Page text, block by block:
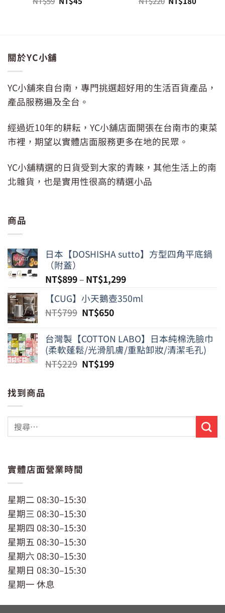
始 始
關於YC小舖
YC小舖來自台南，專門挑選超好用的生活百貨產品，
產品服務遍及全台。
經過近10年的耕耘，YC小舖店面開張在台南市的東菜
市裡，期望以實體店面服務更多在地的民眾。
YC小舖精選的日貨受到大家的青睞，其他生活上的南
北雜貨，也是實用性很高的精選小品
商品
日本【DOSHISHA sutto】方型四角平底鍋
（附蓋）
NT$899– NT$1,299
【CUG】小天鵝壺350ml
NT$799 原
價
格：
NT$799。
NT$650目
價
格：
NT$650。
台灣製【COTTON LABO】日本純棉洗臉巾
(柔軟蓬鬆/光滑肌膚/重點卸妝/清潔毛孔)
NT$229 原
NT$199目
找到商品
實體店面營業時間
星期二 08:30–15:30
星期三 08:30–15:30
星期四 08:30–15:30
星期五 08:30–15:30
星期六 08:30–15:30
星期日 08:30–15:30
星期一 休息